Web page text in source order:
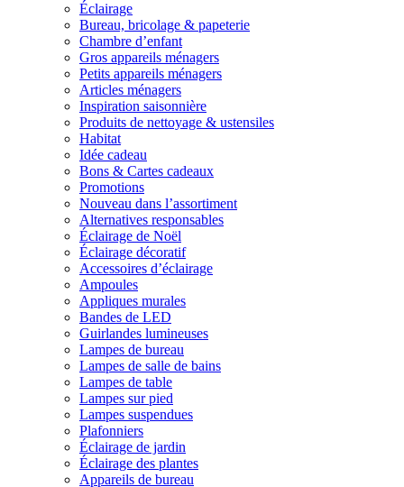
Éclairage
Bureau, bricolage & papeterie
Chambre d’enfant
Gros appareils ménagers
Petits appareils ménagers
Articles ménagers
Inspiration saisonnière
Produits de nettoyage & ustensiles
Habitat
Idée cadeau
Bons & Cartes cadeaux
Promotions
Nouveau dans l’assortiment
Alternatives responsables
Éclairage de Noël
Éclairage décoratif
Accessoires d’éclairage
Ampoules
Appliques murales
Bandes de LED
Guirlandes lumineuses
Lampes de bureau
Lampes de salle de bains
Lampes de table
Lampes sur pied
Lampes suspendues
Plafonniers
Éclairage de jardin
Éclairage des plantes
Appareils de bureau